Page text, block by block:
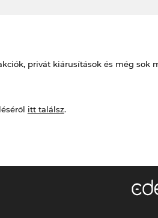
privát kiárusítások és még sok
itt találsz.